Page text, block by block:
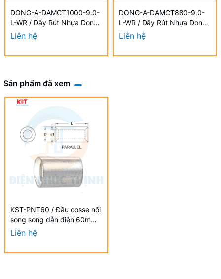
DONG-A-DAMCT1000-9.0-
L-WR / Dây Rút Nhựa Dong-
A 9.0×1000mm Chống UV
Liên hệ
DONG-A-DAMCT880-9.0-
L-WR / Dây Rút Nhựa Dong-
A 9.0×880mm Chống UV
Liên hệ
Sản phẩm đã xem
KST-PNT60 / Đầu cosse nối
song song dẫn điện 60mm2
- NON-INSULATED
PARALLEL CONNECTORS
Liên hệ